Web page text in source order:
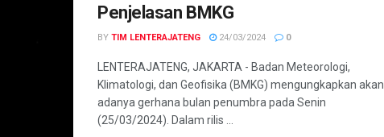
Penjelasan BMKG
BY TIM LENTERAJATENG 24/03/2024 0
LENTERAJATENG, JAKARTA - Badan Meteorologi,
Klimatologi, dan Geofisika (BMKG) mengungkapkan akan
adanya gerhana bulan penumbra pada Senin
(25/03/2024). Dalam rilis ...